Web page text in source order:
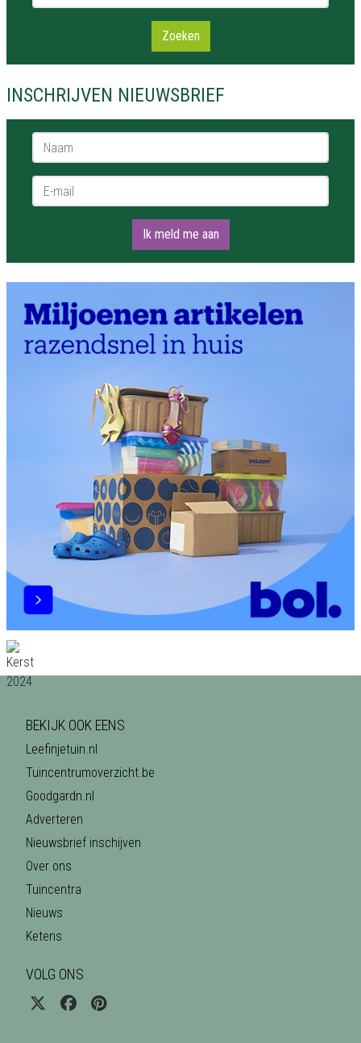
Zoeken
INSCHRIJVEN NIEUWSBRIEF
Naam *
E-mail *
Ik meld me aan
BEKIJK OOK EENS
Leefinjetuin.nl
Tuincentrumoverzicht.be
Goodgardn.nl
Adverteren
Nieuwsbrief inschijven
Over ons
Tuincentra
Nieuws
Ketens
VOLG ONS